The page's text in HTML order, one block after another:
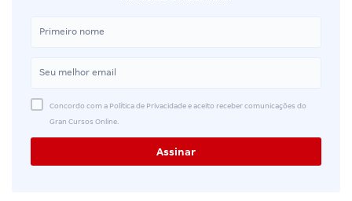
Concordo com a Política de Privacidade e aceito receber comunicações do
Gran Cursos Online.